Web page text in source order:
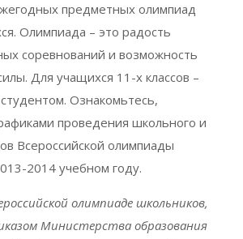
предметных олимпиад
Олимпиада – это радость
соревнований и возможность
Для учащихся 11-х классов –
Ознакомьтесь,
проведения школьного и
Всероссийской олимпиады
2014 учебном году.
олимпиаде школьников,
Министерства образования